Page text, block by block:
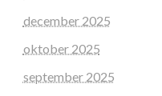
december 2025
oktober 2025
september 2025